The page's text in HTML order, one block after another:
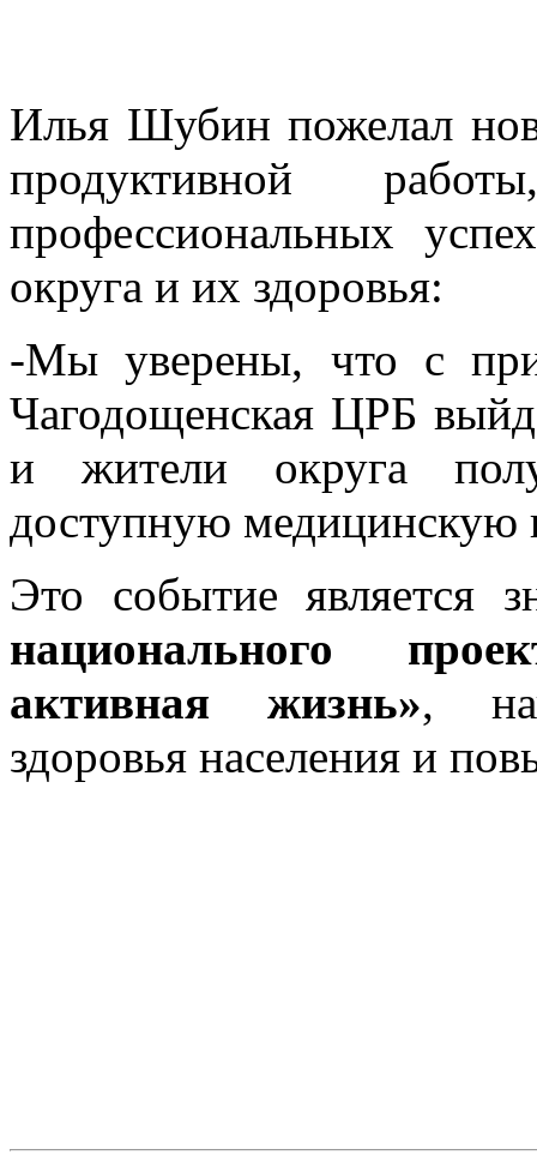
Илья Шубин пожелал
продуктивной
профессиональных
округа и их здоровья:
-Мы уверены, что с
Чагодощенская ЦРБ
и жители округа
доступную
Это событие является
национального
активная жизнь»,
здоровья населения и